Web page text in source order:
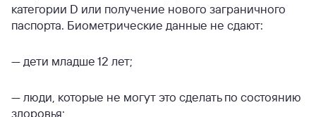
категории D или получение нового заграничного
паспорта. Биометрические данные не сдают:
— дети младше 12 лет;
— люди, которые не могут это сделать по состоянию
здоровья;